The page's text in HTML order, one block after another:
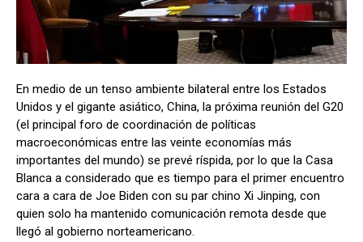
En medio de un tenso ambiente bilateral entre los Estados
Unidos y el gigante asiático, China, la próxima reunión del G20
(el principal foro de coordinación de políticas
macroeconómicas entre las veinte economías más
importantes del mundo) se prevé ríspida, por lo que la Casa
Blanca a considerado que es tiempo para el primer encuentro
cara a cara de Joe Biden con su par chino Xi Jinping, con
quien solo ha mantenido comunicación remota desde que
llegó al gobierno norteamericano.